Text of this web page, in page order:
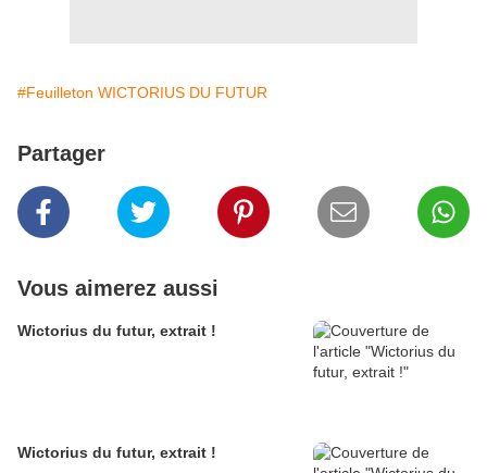
#Feuilleton WICTORIUS DU FUTUR
Partager
Vous aimerez aussi
Wictorius du futur, extrait !
Wictorius du futur, extrait !